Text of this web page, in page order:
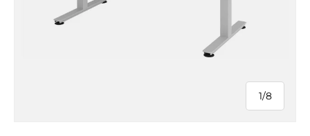
1/
von
8